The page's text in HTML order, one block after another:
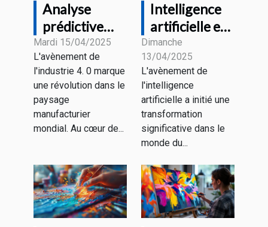
Analyse
prédictive
dans
l'industrie 4.0
comment les
données
transforment
les usines
Mardi 15/04/2025
L'avènement de
l'industrie 4. 0 marque
une révolution dans le
paysage
manufacturier
mondial. Au cœur de...
Intelligence
artificielle et
emploi quels
métiers
seront
transformés
Dimanche
13/04/2025
L'avènement de
l'intelligence
artificielle a initié une
transformation
significative dans le
monde du...